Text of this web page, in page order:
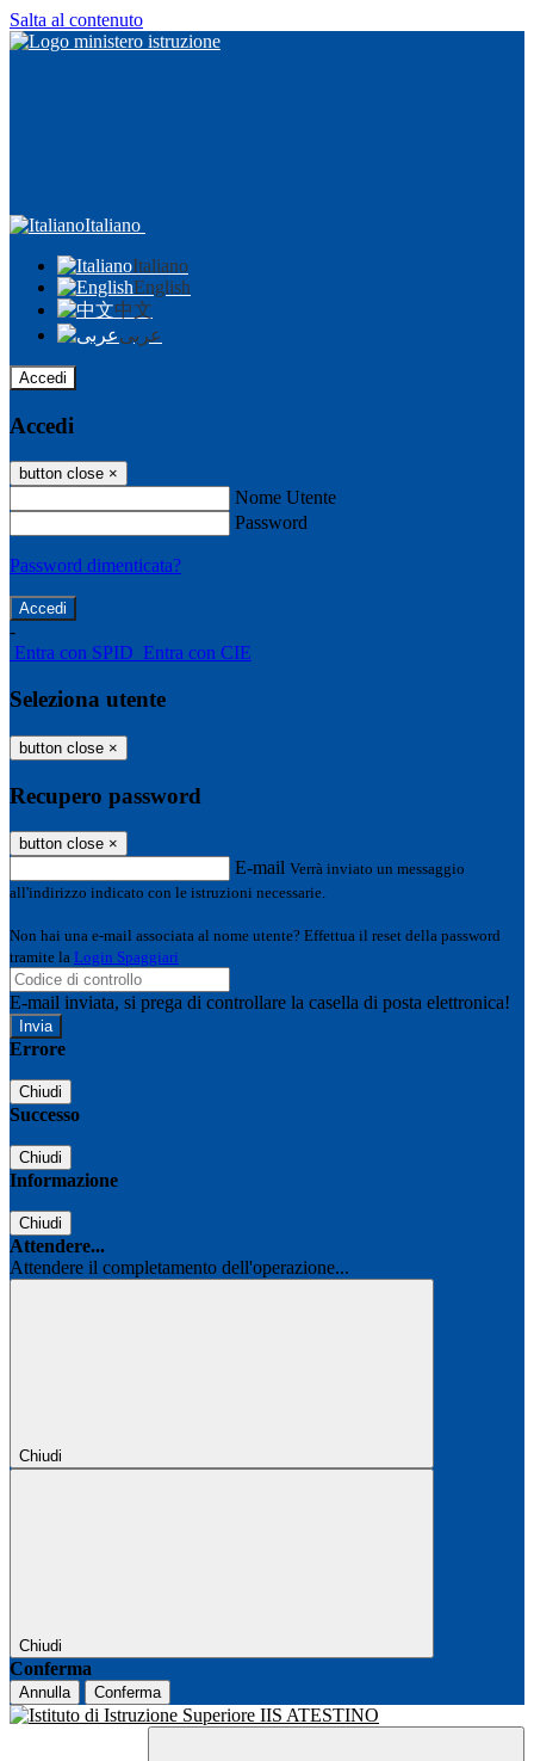
Salta al contenuto
Italiano
Italiano
English
中文
عربى
Accedi
Accedi
button close ×
Nome Utente
Password
Password dimenticata?
-
Entra con SPID Entra con CIE
Seleziona utente
button close ×
Recupero password
button close ×
E-mail Verrà inviato un messaggio
all'indirizzo indicato con le istruzioni necessarie.
Non hai una e-mail associata al nome utente? Effettua il reset della password
tramite la Login Spaggiari
E-mail inviata, si prega di controllare la casella di posta elettronica!
Errore
Chiudi
Successo
Chiudi
Informazione
Chiudi
Attendere...
Attendere il completamento dell'operazione...
Chiudi
Chiudi
Conferma
Annulla Conferma